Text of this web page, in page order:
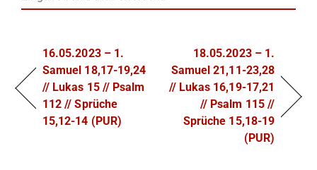
16.05.2023 – 1.
Samuel 18,17-19,24
// Lukas 15 // Psalm
112 // Sprüche
15,12-14 (PUR)
18.05.2023 – 1.
Samuel 21,11-23,28
// Lukas 16,19-17,21
// Psalm 115 //
Sprüche 15,18-19
(PUR)